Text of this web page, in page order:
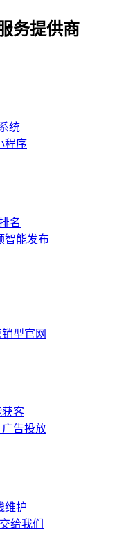
务提供商
统
程序
名
智能发布
型官网
客
告投放
维护
给我们